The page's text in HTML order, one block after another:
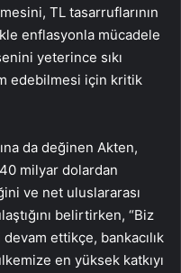
TL tasarruflarının
enflasyonla mücadele
yeterince sıkı
edebilmesi için kritik
da değinen Akten,
milyar dolardan
ve net uluslararası
belirtirken, “Biz
ettikçe, bankacılık
en yüksek katkıyı